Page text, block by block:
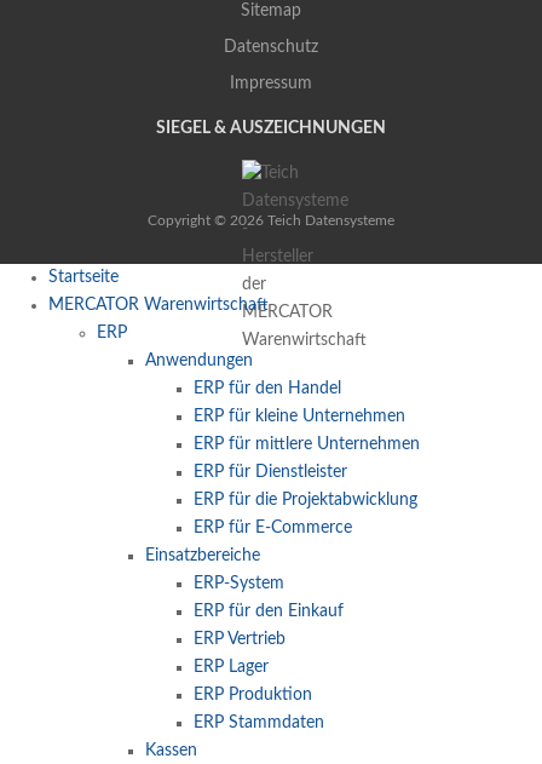
Sitemap
Datenschutz
Impressum
SIEGEL & AUSZEICHNUNGEN
Copyright © 2026 Teich Datensysteme
Startseite
MERCATOR Warenwirtschaft
ERP
Anwendungen
ERP für den Handel
ERP für kleine Unternehmen
ERP für mittlere Unternehmen
ERP für Dienstleister
ERP für die Projektabwicklung
ERP für E-Commerce
Einsatzbereiche
ERP-System
ERP für den Einkauf
ERP Vertrieb
ERP Lager
ERP Produktion
ERP Stammdaten
Kassen